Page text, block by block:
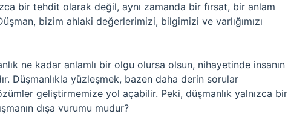
bir tehdit olarak değil, aynı zamanda bir fırsat, bir anlam
bizim ahlaki değerlerimizi, bilgimizi ve varlığımızı
ne kadar anlamlı bir olgu olursa olsun, nihayetinde insanın
Düşmanlıkla yüzleşmek, bazen daha derin sorular
geliştirmemize yol açabilir. Peki, düşmanlık yalnızca bir
dışa vurumu mudur?